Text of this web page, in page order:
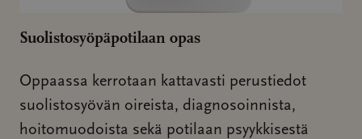
Suolistosyöpäpotilaan opas
Oppaassa kerrotaan kattavasti perustiedot
suolistosyövän oireista, diagnosoinnista,
hoitomuodoista sekä potilaan psyykkisestä